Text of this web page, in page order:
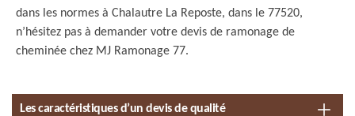
dans les normes à Chalautre La Reposte, dans le 77520,
n’hésitez pas à demander votre devis de ramonage de
cheminée chez MJ Ramonage 77.
Les caractéristiques d’un devis de qualité